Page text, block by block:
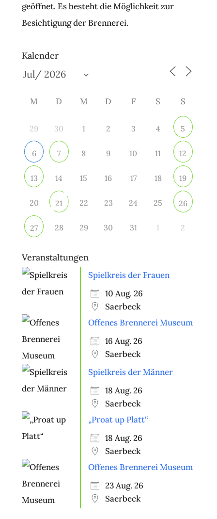
geöffnet. Es besteht die Möglichkeit zur
Besichtigung der Brennerei.
Kalender
M D M D F S S
29 30 1 2 3 4 5
6 7 8 9 10 11 12
13 14 15 16 17 18 19
20 21 22 23 24 25 26
27 28 29 30 31 1 2
Veranstaltungen
Spielkreis der Frauen
10 Aug. 26
Saerbeck
Offenes Brennerei Museum
16 Aug. 26
Saerbeck
Spielkreis der Männer
18 Aug. 26
Saerbeck
„Proat up Platt“
18 Aug. 26
Saerbeck
Offenes Brennerei Museum
23 Aug. 26
Saerbeck